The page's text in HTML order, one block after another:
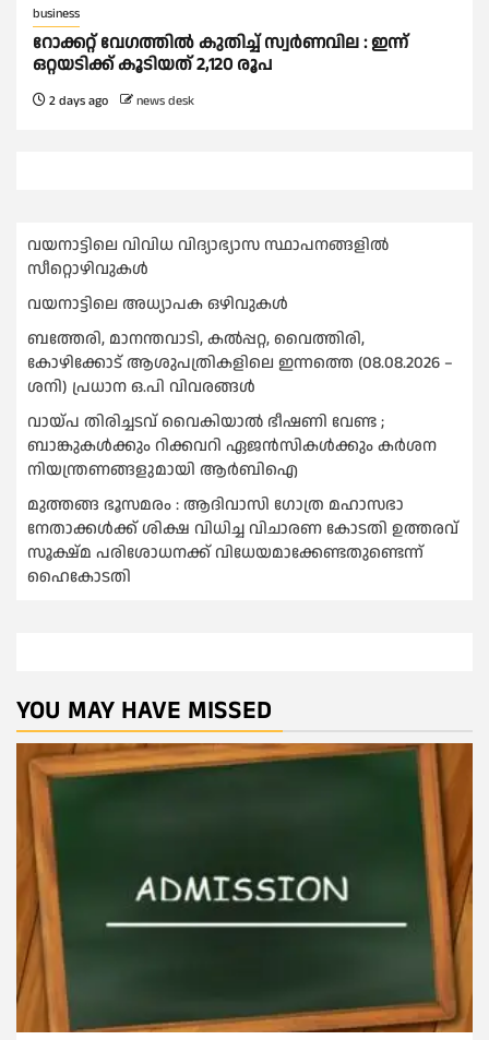
business
റോക്കറ്റ് വേഗത്തില്‍ കുതിച്ച് സ്വര്‍ണവില : ഇന്ന്
ഒറ്റയടിക്ക് കൂടിയത് 2,120 രൂപ
2 days ago news desk
വയനാട്ടിലെ വിവിധ വിദ്യാഭ്യാസ സ്ഥാപനങ്ങളിൽ
സീറ്റൊഴിവുകൾ
വയനാട്ടിലെ അധ്യാപക ഒഴിവുകൾ
ബത്തേരി, മാനന്തവാടി, കൽപ്പറ്റ, വൈത്തിരി,
കോഴിക്കോട് ആശുപത്രികളിലെ ഇന്നത്തെ (08.08.2026 –
ശനി) പ്രധാന ഒ.പി വിവരങ്ങൾ
വായ്പ തിരിച്ചടവ് വൈകിയാല്‍ ഭീഷണി വേണ്ട ;
ബാങ്കുകള്‍ക്കും റിക്കവറി ഏജൻസികള്‍ക്കും കര്‍ശന
നിയന്ത്രണങ്ങളുമായി ആര്‍ബിഐ
മുത്തങ്ങ ഭൂസമരം : ആദിവാസി ഗോത്ര മഹാസഭാ
നേതാക്കള്‍ക്ക് ശിക്ഷ വിധിച്ച വിചാരണ കോടതി ഉത്തരവ്
സൂക്ഷ്മ പരിശോധനക്ക് വിധേയമാക്കേണ്ടതുണ്ടെന്ന്
ഹൈകോടതി
YOU MAY HAVE MISSED